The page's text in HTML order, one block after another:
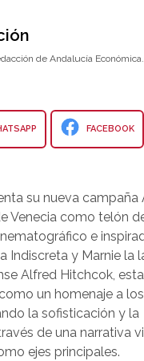
de Andalucía Económica.
FACEBOOK
su nueva campaña
Venecia como telón
e
Indiscreta y Marnie la
Alfred Hitchcok,
un homenaje a
la sofisticación y la
de una narrativa
ejes principales.